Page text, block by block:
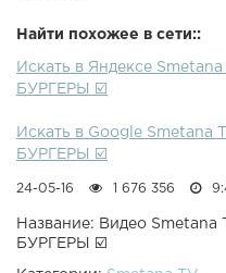
Найти похожее в сети::
Искать в Яндексе
БУРГЕРЫ ☑️
Искать в Google
БУРГЕРЫ ☑️
24-05-16 1 676 356
Название: Видео
БУРГЕРЫ ☑️